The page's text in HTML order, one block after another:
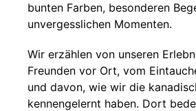
bunten Farben, besonderen
unvergesslichen Momenten.
Wir erzählen von unseren
Freunden vor Ort, vom
und davon, wie wir die
kennengelernt haben. Dort